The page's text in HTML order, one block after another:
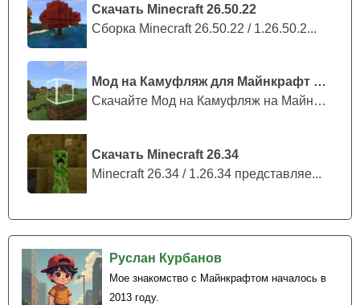
Скачать Minecraft 26.50.22
Сборка Minecraft 26.50.22 / 1.26.50.2...
Мод на Камуфляж для Майнкрафт ПЕ
Скачайте Мод на Камуфляж на Майнкрафт...
Скачать Minecraft 26.34
Minecraft 26.34 / 1.26.34 представляе...
Руслан Курбанов
Мое знакомство с Майнкрафтом началось в
2013 году.